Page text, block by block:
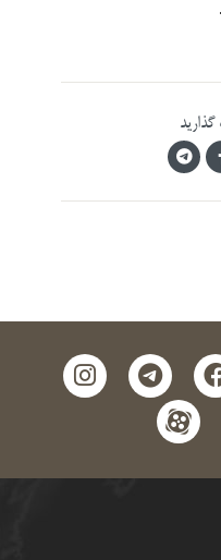
telegram
instagram
aparat